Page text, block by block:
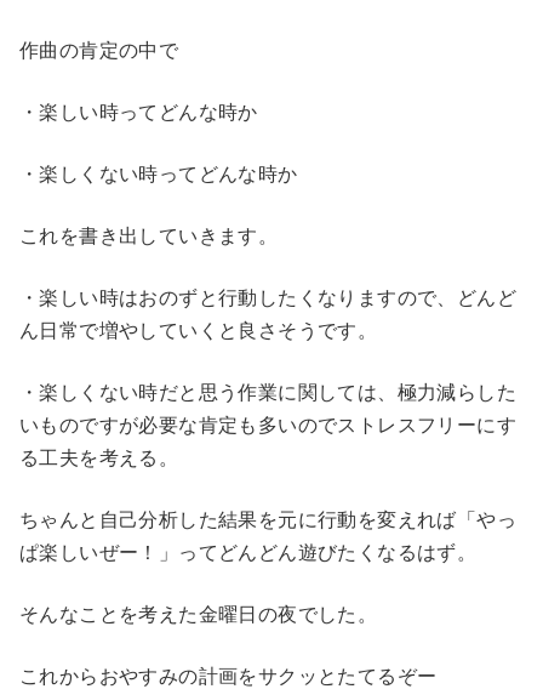
作曲の肯定の中で
・楽しい時ってどんな時か
・楽しくない時ってどんな時か
これを書き出していきます。
・楽しい時はおのずと行動したくなりますので、どんど
ん日常で増やしていくと良さそうです。
・楽しくない時だと思う作業に関しては、極力減らした
いものですが必要な肯定も多いのでストレスフリーにす
る工夫を考える。
ちゃんと自己分析した結果を元に行動を変えれば「やっ
ぱ楽しいぜー！」ってどんどん遊びたくなるはず。
そんなことを考えた金曜日の夜でした。
これからおやすみの計画をサクッとたてるぞー